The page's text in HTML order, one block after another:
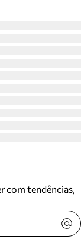
com tendências,